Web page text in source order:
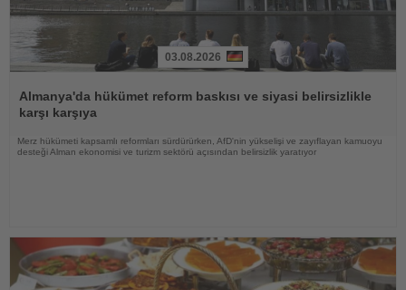
Oku
03.08.2026
Almanya'da hükümet reform baskısı ve siyasi belirsizlikle
karşı karşıya
Merz hükümeti kapsamlı reformları sürdürürken, AfD'nin yükselişi ve zayıflayan kamuoyu
desteği Alman ekonomisi ve turizm sektörü açısından belirsizlik yaratıyor